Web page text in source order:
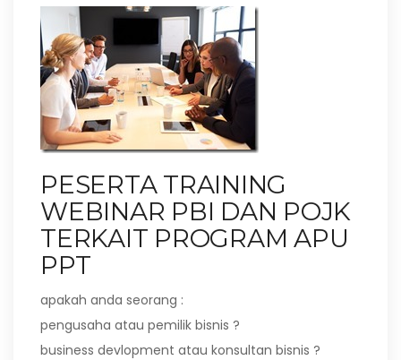
PESERTA TRAINING
WEBINAR PBI DAN POJK
TERKAIT PROGRAM APU
PPT
apakah anda seorang :
pengusaha atau pemilik bisnis ?
business devlopment atau konsultan bisnis ?